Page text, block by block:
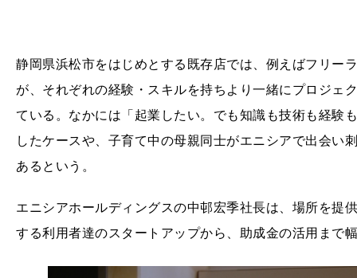
静岡県浜松市をはじめとする既存店では、例えばフリー
が、それぞれの経験・スキルを持ちより一緒にプロジェ
ている。なかには「起業したい。でも知識も技術も経験
したケースや、子育て中の母親同士がエニシアで出会い
あるという。
エニシアホールディングスの中邨宏季社長は、場所を提
する利用者達のスタートアップから、助成金の活用まで